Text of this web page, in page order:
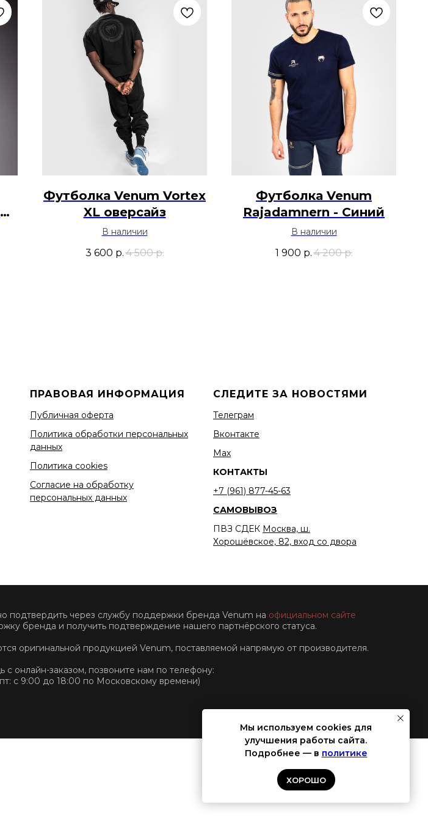
Футболка Venum Vortex
XL оверсайз
В наличии
3 600 р.4 500 р.
Футболка Venum
Rajadamnern - Синий
В наличии
1 900 р.4 200 р.
ПРАВОВАЯ ИНФОРМАЦИЯ
Публичная оферта
Политика обработки персональных
данных
Политика cookies
Согласие на обработку
персональных данных
СЛЕДИТЕ ЗА НОВОСТЯМИ
Телеграм
Вконтакте
Мах
КОНТАКТЫ
+7 (961) 877-45-63
САМОВЫВОЗ
ПВЗ СДЕК Москва, ш.
Хорошёвское, 82, вход со двора
подтвердить через службу поддержки бренда Venum на официальном сайте
бренда и получить подтверждение нашего партнёрского статуса.
оригинальной продукцией Venum, поставляемой напрямую от производителя.
с онлайн-заказом, позвоните нам по телефону:
с 9:00 до 18:00 по Московскому времени)
Мы используем cookies для
улучшения работы сайта.
Подробнее — в политике
ХОРОШО